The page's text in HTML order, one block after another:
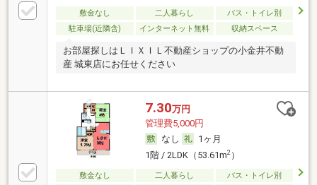
敷金なし 二人暮らし
バス・トイレ別
駐車場(近隣含)
インターネット無料 収納スペース
お部屋探しはＬＩＸＩＬ不動産ショップの小金井不動
産 城東店にお任せください
7.30万円
管理費5,000円
なし
1ヶ月
1階 / 2LDK（53.61m2）
敷金なし 二人暮らし
バス・トイレ別